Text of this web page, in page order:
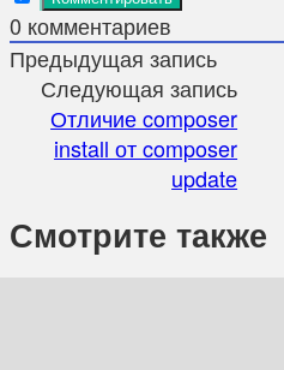
0 комментариев
Предыдущая запись
Следующая запись
Отличие composer
install от composer
update
Смотрите также